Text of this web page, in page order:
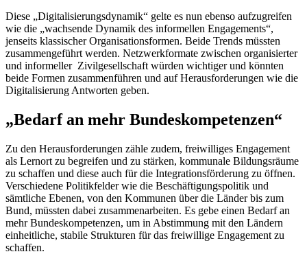
Diese „Digitalisierungsdynamik“ gelte es nun ebenso aufzugreifen
wie die „wachsende Dynamik des informellen Engagements“,
jenseits klassischer Organisationsformen. Beide Trends müssten
zusammengeführt werden. Netzwerkformate zwischen organisierter
und informeller Zivilgesellschaft würden wichtiger und könnten
beide Formen zusammenführen und auf Herausforderungen wie die
Digitalisierung Antworten geben.
„Bedarf an mehr Bundeskompetenzen“
Zu den Herausforderungen zähle zudem, freiwilliges Engagement
als Lernort zu begreifen und zu stärken, kommunale Bildungsräume
zu schaffen und diese auch für die Integrationsförderung zu öffnen.
Verschiedene Politikfelder wie die Beschäftigungspolitik und
sämtliche Ebenen, von den Kommunen über die Länder bis zum
Bund, müssten dabei zusammenarbeiten. Es gebe einen Bedarf an
mehr Bundeskompetenzen, um in Abstimmung mit den Ländern
einheitliche, stabile Strukturen für das freiwillige Engagement zu
schaffen.